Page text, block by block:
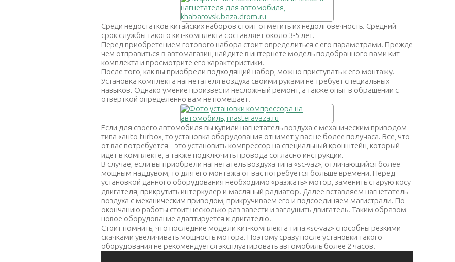
Среди недостатков китайских наборов стоит отметить их недолговечность. Средний
срок службы такого кит-комплекта составляет около 3-5 лет.
Перед приобретением готового набора стоит определиться с его параметрами. Прежде
чем отправиться в автомагазин, найдите в интернете модель подобранного вами кит-
комплекта и просмотрите его характеристики.
После того, как вы приобрели подходящий набор, можно приступать к его монтажу.
Установка комплекта нагнетателя воздуха своими руками не требует специальных
навыков. Однако умение произвести несложный ремонт, а также опыт в обращении с
отверткой определенно вам не помешает.
Если для своего автомобиля вы купили нагнетатель воздуха с механическим приводом
типа «auto-turbo», то установка оборудования отнимет у вас не более получаса. Все, что
от вас потребуется – это установить компрессор на специальный кронштейн, который
идет в комплекте, а также подключить провода согласно инструкции.
В случае, если вы приобрели нагнетатель воздуха типа «sc-vaz», отличающийся более
мощным наддувом, то для его монтажа от вас потребуется больше времени. Перед
установкой данного оборудования необходимо «разжать» мотор, заменить старую косу
двигателя, прикрутить интеркулер и масляный радиатор. Далее вставляем нагнетатель
воздуха с механическим приводом, прикручиваем его и подсоединяем магистрали. По
окончанию работы стоит несколько раз завести и заглушить двигатель. Таким образом
новое оборудование адаптируется к двигателю.
Стоит помнить, что последние модели кит-комплекта типа «sc-vaz» способны резкими
скачками увеличивать мощность мотора. Поэтому сразу после установки такого
оборудования не рекомендуется эксплуатировать автомобиль более 2 часов.